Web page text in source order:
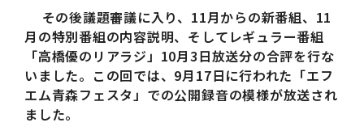
その後議題審議に入り、11月からの新番組、11
月の特別番組の内容説明、そしてレギュラー番組
「高橋優のリアラジ」10月3日放送分の合評を行な
いました。この回では、9月17日に行われた「エフ
エム青森フェスタ」での公開録音の模様が放送され
ました。